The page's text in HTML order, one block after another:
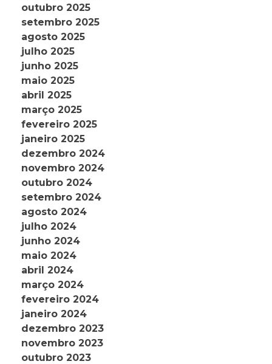
outubro 2025
setembro 2025
agosto 2025
julho 2025
junho 2025
maio 2025
abril 2025
março 2025
fevereiro 2025
janeiro 2025
dezembro 2024
novembro 2024
outubro 2024
setembro 2024
agosto 2024
julho 2024
junho 2024
maio 2024
abril 2024
março 2024
fevereiro 2024
janeiro 2024
dezembro 2023
novembro 2023
outubro 2023